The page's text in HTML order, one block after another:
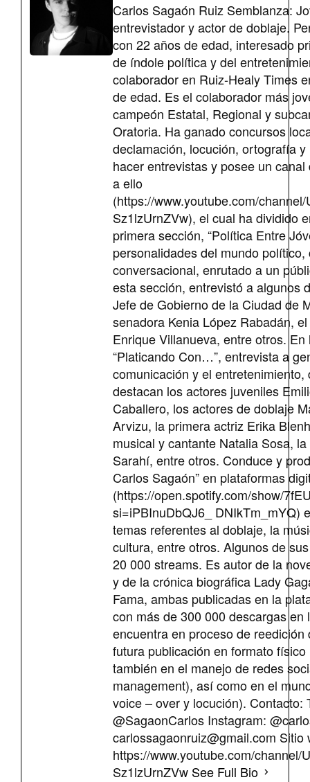
Carlos Sagaón Ruiz Semblanza:
entrevistador y actor de doblaje.
con 22 años de edad, interesado
de índole política y del
colaborador en Ruiz-Healy Times
de edad. Es el colaborador más
campeón Estatal, Regional y
Oratoria. Ha ganado concursos
declamación, locución, ortografía
hacer entrevistas y posee un canal
a ello
(https://www.youtube.com/
Sz1lzUrnZVw), el cual ha dividido
primera sección, “Política Entre
personalidades del mundo
conversacional, enrutado a un
esta sección, entrevistó a algunos
Jefe de Gobierno de la Ciudad de
senadora Kenia López Rabadán,
Enrique Villanueva, entre otros.
“Platicando Con…”, entrevista a
comunicación y el entretenimiento,
destacan los actores juveniles
Caballero, los actores de doblaje
Arvizu, la primera actriz Erika
musical y cantante Natalia Sosa,
Sarahí, entre otros. Conduce y
Carlos Sagaón” en plataformas
(https://open.spotify.com/show/
si=iPBInuDbQJ6_ DNIkTm_mYQ)
temas referentes al doblaje, la
cultura, entre otros. Algunos de
20 000 streams. Es autor de la
y de la crónica biográfica Lady
Fama, ambas publicadas en la
con más de 300 000 descargas
encuentra en proceso de reedición
futura publicación en formato
también en el manejo de redes
management), así como en el
voice – over y locución). Contacto:
@SagaonCarlos Instagram:
carlossagaonruiz@gmail.com Sitio
https://www.youtube.com/channel/
Sz1lzUrnZVw See Full Bio